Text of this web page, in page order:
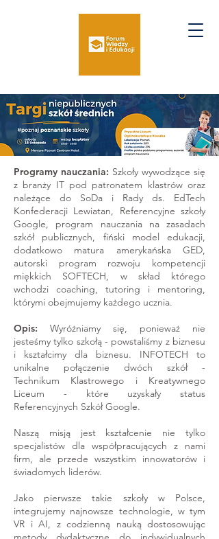
Programy nauczania: Szkoły wywodzące się
z branży IT pod patronatem klastrów oraz
należące do SoDa i Rady ds. EdTech
Konfederacji Lewiatan, Referencyjne szkoły
Google, program nauczania na zasadach
szkół publicznych, fiński model edukacji,
dodatkowo matura amerykańska GED,
autorski program rozwoju kompetencji
miękkich SOFTECH, w skład którego
wchodzi coaching, tutoring i mentoring,
którymi obejmujemy każdego ucznia.
Opis: Wyróżniamy się, ponieważ nie
jesteśmy tylko szkołą - powstaliśmy z biznesu
i kształcimy dla biznesu. INFOTECH to
unikalne połączenie dwóch szkół -
Technikum Klastrowego i Kreatywnego
Liceum - które uzyskały status
Referencyjnych Szkół Google.
Naszą misją jest kształcenie nie tylko
specjalistów dla współpracujących z nami
firm, ale przede wszystkim innowatorów i
świadomych liderów.
Jako pierwsze takie szkoły w Polsce,
integrujemy najnowsze technologie, w tym
VR i AI, z codzienną nauką dostosowując